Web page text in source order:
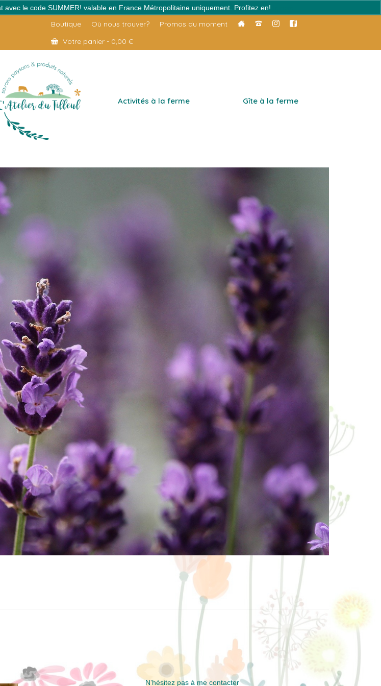
le code SUMMER! valable en France Métropolitaine uniquement. Profitez en!
Boutique Où nous trouver?
Promos du moment
Votre panier - 0,00 €
Activités à la ferme Gîte à la ferme
N’hésitez pas à me contacter